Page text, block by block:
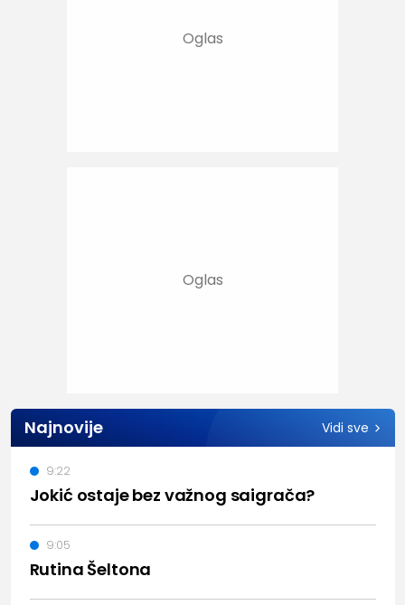
Najnovije Vidi sve
Jokić ostaje bez važnog saigrača?
9:22
Rutina Šeltona
9:05